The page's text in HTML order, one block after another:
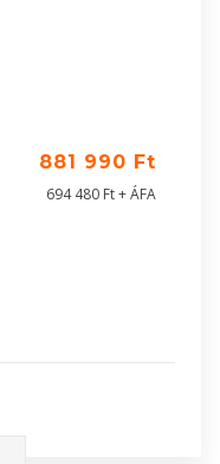
881 990 Ft
694 480 Ft + ÁFA